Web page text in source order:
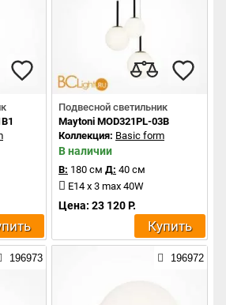
Подвесной светильник
Maytoni MOD321PL-03B
Коллекция: Basic form
В наличии
В: 180 см Д: 40 см
E14 x 3 max 40W
Цена: 23 120 Р.
Купить
196973 196972